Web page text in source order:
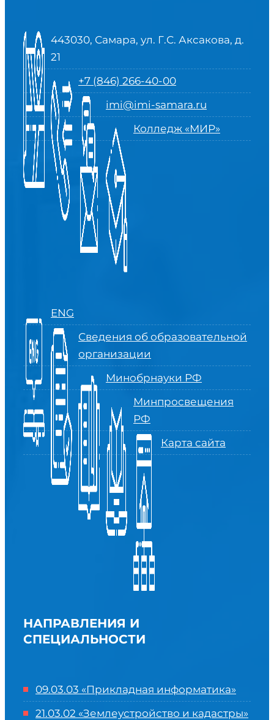
443030, Самара, ул. Г.С. Аксакова, д.
21
+7 (846) 266-40-00
imi@imi-samara.ru
Колледж «МИР»
ENG
Сведения об образовательной
организации
Минобрнауки РФ
Минпросвещения
РФ
Карта сайта
НАПРАВЛЕНИЯ И
СПЕЦИАЛЬНОСТИ
09.03.03 «Прикладная информатика»
21.03.02 «Землеустройство и кадастры»